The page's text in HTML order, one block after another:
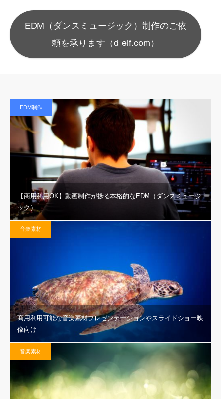
EDM（ダンスミュージック）制作のご依
頼を承ります（d-elf.com）
EDM制作
【商用利用OK】動画制作が捗る本格的なEDM（ダンスミュージ
ック）
音楽素材
商用利用可能な音楽素材プレゼンテーションやスライドショー映
像向け
音楽素材